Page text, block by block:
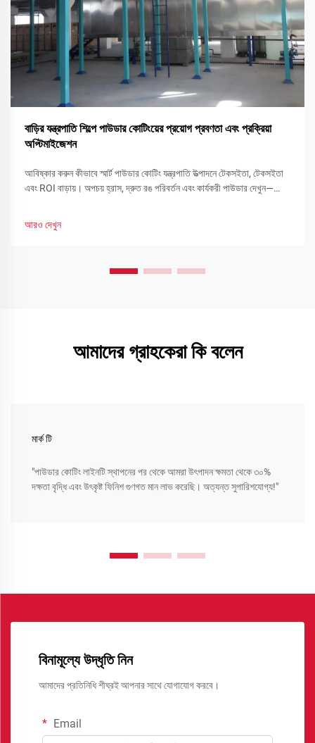
বাড়ির যন্ত্রপাতি শিল্পে পাউডার কোটিংয়ের প্রয়োগ প্রবণতা এবং প্রক্রিয়া
অপ্টিমাইজেশন
আবিষ্কার করুন কীভাবে স্মার্ট পাউডার কোটিং যন্ত্রপাতি উত্পাদনে টেকসইতা, টেকসইতা
এবং ROI বাড়ায়। অপচয় হ্রাস, দ্রুত রঙ পরিবর্তন এবং কার্যকরী পাউডার দেখুন—
আরও দেখুন
আমাদের গ্রাহকেরা কি বলেন
মার্ক টি
"পাউডার কোটিং লাইনটি স্থাপনের পর থেকে আমরা উৎপাদন ক্ষমতা থেকে ৩০%
দক্ষতা বৃদ্ধি এবং উৎকৃষ্ট ফিনিশ গুণগত মান লাভ করেছি। অত্যন্ত সুপারিশযোগ্য!"
বিনামূল্যে উদ্ধৃতি নিন
আমাদের প্রতিনিধি শীঘ্রই আপনার সাথে যোগাযোগ করবে।
Email